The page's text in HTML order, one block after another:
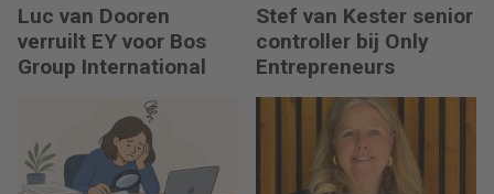
Luc van Dooren
verruilt EY voor Bos
Group International
Stef van Kester senior
controller bij Only
Entrepreneurs